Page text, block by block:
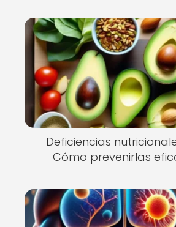
Deficiencias
Cómo prevenirlas